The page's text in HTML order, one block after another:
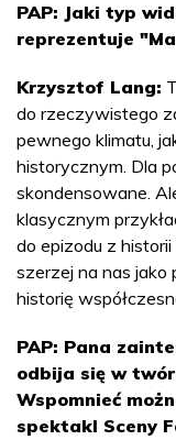
PAP: Jaki typ
reprezentuje
Krzysztof Lang:
do rzeczywistego
pewnego klimatu,
historycznym. Dla
skondensowane.
klasycznym
do epizodu z
szerzej na nas jako
historię
PAP: Pana
odbija się w
Wspomnieć
spektakl Sceny